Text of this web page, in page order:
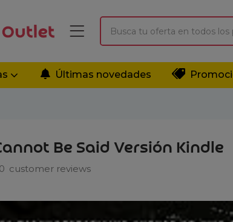
Últimas novedades
Be Said Versión Kindle
0 customer reviews